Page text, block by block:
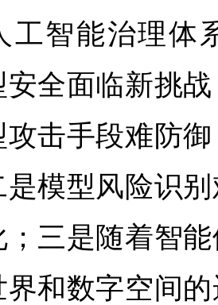
工智能治理体
全面临新挑
攻击手段难防
模型风险识
三是随着智
和数字空间